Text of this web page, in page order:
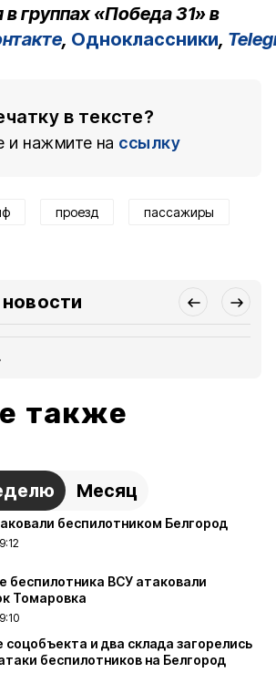
группах «Победа 31» в
, Одноклассники,
в тексте?
и нажмите на ссылку
проезд пассажиры
также
Месяц
беспилотником Белгород
беспилотника ВСУ атаковали
Томаровка
соцобъекта и два склада загорелись
беспилотников на Белгород